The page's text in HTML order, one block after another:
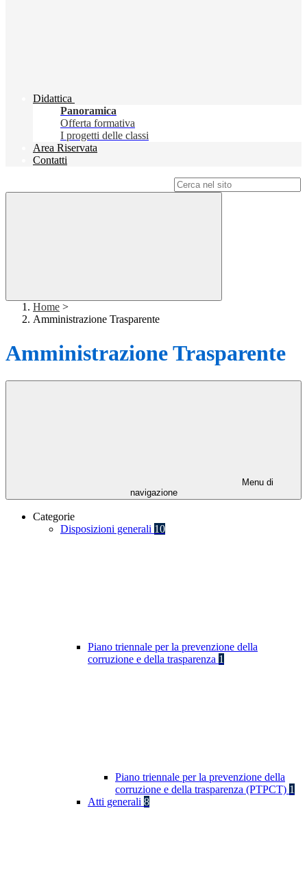
Didattica
Panoramica
Offerta formativa
I progetti delle classi
Area Riservata
Contatti
Home >
Amministrazione Trasparente
Amministrazione Trasparente
Menu di
navigazione
Categorie
Disposizioni generali 10
Piano triennale per la prevenzione della
corruzione e della trasparenza 1
Piano triennale per la prevenzione della
corruzione e della trasparenza (PTPCT) 1
Atti generali 8